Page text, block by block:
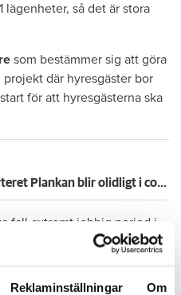
Reklaminställningar Om
så det är stora
som bestämmer sig att göra
där hyresgäster bor
för att hyresgästerna ska
Byggbuller i kvarteret Plankan blir olidligt i coronakarantän
fall extremt jobbig period i
som stora projekt